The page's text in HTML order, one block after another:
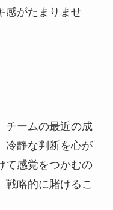
感がたまりませ
チームの最近の成
冷静な判断を心が
て感覚をつかむの
戦略的に賭けるこ